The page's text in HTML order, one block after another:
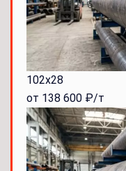
102x28
от 138 600 ₽/т